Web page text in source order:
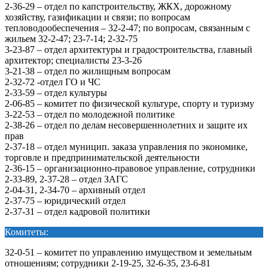
2-36-29 – отдел по капстроительству, ЖКХ, дорожному
хозяйству, газификации и связи; по вопросам
тепловодообеспечения – 32-2-47; по вопросам, связанным с
жильем 32-2-47; 23-7-14; 2-32-75
3-23-87 – отдел архитектуры и градостроительства, главный
архитектор; специалисты 23-3-26
3-21-38 – отдел по жилищным вопросам
2-32-72 -отдел ГО и ЧС
2-33-59 – отдел культуры
2-06-85 – комитет по физической культуре, спорту и туризму
3-22-53 – отдел по молодежной политике
2-38-26 – отдел по делам несовершеннолетних и защите их
прав
2-37-18 – отдел муницип. заказа управления по экономике,
торговле и предпринимательской деятельности
2-36-15 – организационно-правовое управление, сотрудники
2-33-89, 2-37-28 – отдел ЗАГС
2-04-31, 2-34-70 – архивный отдел
2-37-75 – юридический отдел
2-37-31 – отдел кадровой политики
Комитеты:
32-0-51 – комитет по управлению имуществом и земельным
отношениям; сотрудники 2-19-25, 32-6-35, 23-6-81